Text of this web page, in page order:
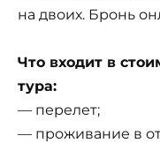
на двоих. Бронь
Что входит в
тура:
— перелет;
— проживание в